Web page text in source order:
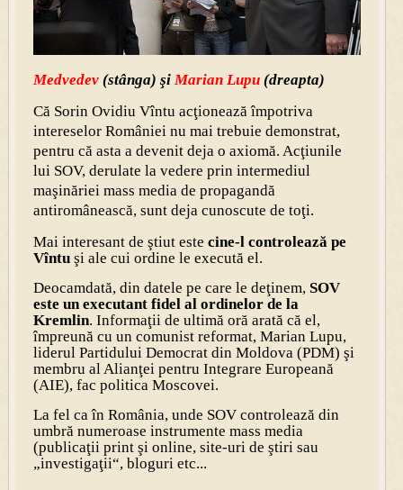
Medvedev(stânga) şiMarian Lupu(dreapta)
Că Sorin Ovidiu Vîntu acţionează împotriva
intereselor României nu mai trebuie demonstrat,
pentru că asta a devenit deja o axiomă. Acţiunile
lui SOV, derulate la vedere prin intermediul
maşinăriei mass media de propagandă
antiromânească, sunt deja cunoscute de toţi.
Mai interesant de ştiut este cine-l controlează pe
Vîntuşi ale cui ordine le execută el.
Deocamdată, din datele pe care le deţinem, SOV
este un executant fidel al ordinelor de la
Kremlin. Informaţii de ultimă oră arată că el,
împreună cu un comunist reformat, Marian Lupu,
liderul Partidului Democrat din Moldova (PDM) şi
membru al Alianţei pentru Integrare Europeană
(AIE), fac politica Moscovei.
La fel ca în România, unde SOV controlează din
umbră numeroase instrumente mass media
(publicaţii print şi online, site-uri de ştiri sau
„investigaţii“, bloguri etc...